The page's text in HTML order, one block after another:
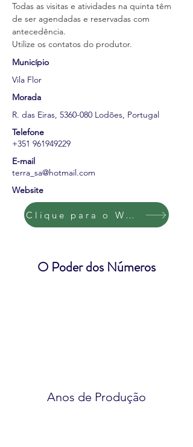
Todas as visitas e atividades na quinta têm
de ser agendadas e reservadas com
antecedência.
Utilize os contatos do produtor.
Município
Vila Flor
Morada
R. das Eiras, 5360-080 Lodões, Portugal
Telefone
+351 961949229
E-mail
terra_sa@hotmail.com
Website
Clique para o Website
O Poder dos Números
Anos de Produção